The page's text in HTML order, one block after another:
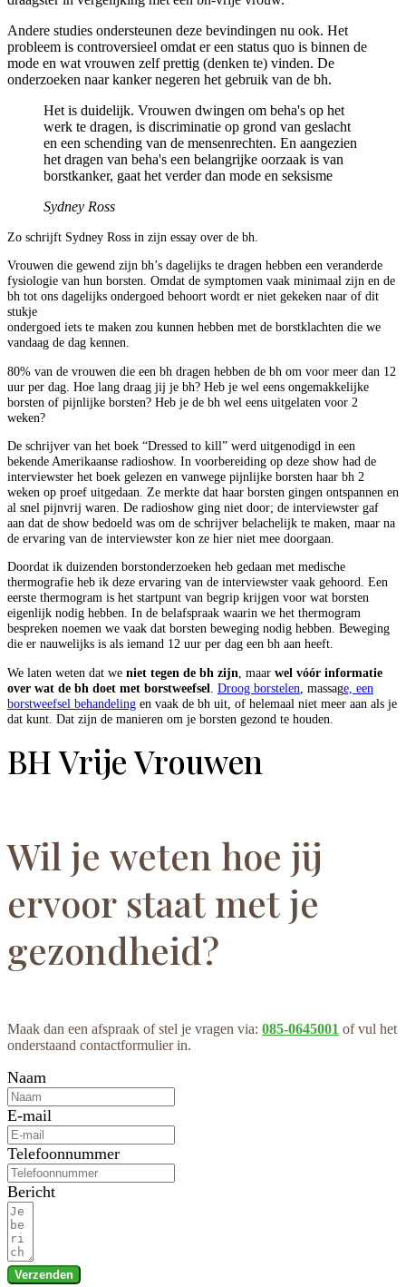
Andere studies ondersteunen deze bevindingen nu ook. Het
probleem is controversieel omdat er een status quo is binnen de
mode en wat vrouwen zelf prettig (denken te) vinden. De
onderzoeken naar kanker negeren het gebruik van de bh.
Het is duidelijk. Vrouwen dwingen om beha's op het
werk te dragen, is discriminatie op grond van geslacht
en een schending van de mensenrechten. En aangezien
het dragen van beha's een belangrijke oorzaak is van
borstkanker, gaat het verder dan mode en seksisme
Sydney Ross
Zo schrijft Sydney Ross in zijn essay over de bh.
Vrouwen die gewend zijn bh’s dagelijks te dragen hebben een veranderde
fysiologie van hun borsten. Omdat de symptomen vaak minimaal zijn en de
bh tot ons dagelijks ondergoed behoort wordt er niet gekeken naar of dit
stukje
ondergoed iets te maken zou kunnen hebben met de borstklachten die we
vandaag de dag kennen.
80% van de vrouwen die een bh dragen hebben de bh om voor meer dan 12
uur per dag. Hoe lang draag jij je bh? Heb je wel eens ongemakkelijke
borsten of pijnlijke borsten? Heb je de bh wel eens uitgelaten voor 2
weken?
De schrijver van het boek “Dressed to kill” werd uitgenodigd in een
bekende Amerikaanse radioshow. In voorbereiding op deze show had de
interviewster het boek gelezen en vanwege pijnlijke borsten haar bh 2
weken op proef uitgedaan. Ze merkte dat haar borsten gingen ontspannen en
al snel pijnvrij waren. De radioshow ging niet door; de interviewster gaf
aan dat de show bedoeld was om de schrijver belachelijk te maken, maar na
de ervaring van de interviewster kon ze hier niet mee doorgaan.
Doordat ik duizenden borstonderzoeken heb gedaan met medische
thermografie heb ik deze ervaring van de interviewster vaak gehoord. Een
eerste thermogram is het startpunt van begrip krijgen voor wat borsten
eigenlijk nodig hebben. In de belafspraak waarin we het thermogram
bespreken noemen we vaak dat borsten beweging nodig hebben. Beweging
die er nauwelijks is als iemand 12 uur per dag een bh aan heeft.
We laten weten dat we niet tegen de bh zijn , maar wel vóór informatie
over wat de bh doet met borstweefsel Droog borstelen , massage, een
borstweefsel behandeling en vaak de bh uit, of helemaal niet meer aan als je
dat kunt. Dat zijn de manieren om je borsten gezond te houden.
BH Vrije Vrouwen
Wil je weten hoe jij
ervoor staat met je
gezondheid?
Maak dan een afspraak of stel je vragen via: 085-0645001 of vul het
onderstaand contactformulier in.
Naam
E-mail
Telefoonnummer
Bericht
Verzenden